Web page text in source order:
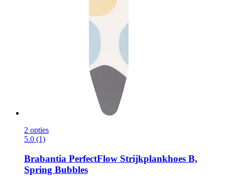
2 opties
5.0 (1)
Brabantia PerfectFlow Strijkplankhoes B,
Spring Bubbles